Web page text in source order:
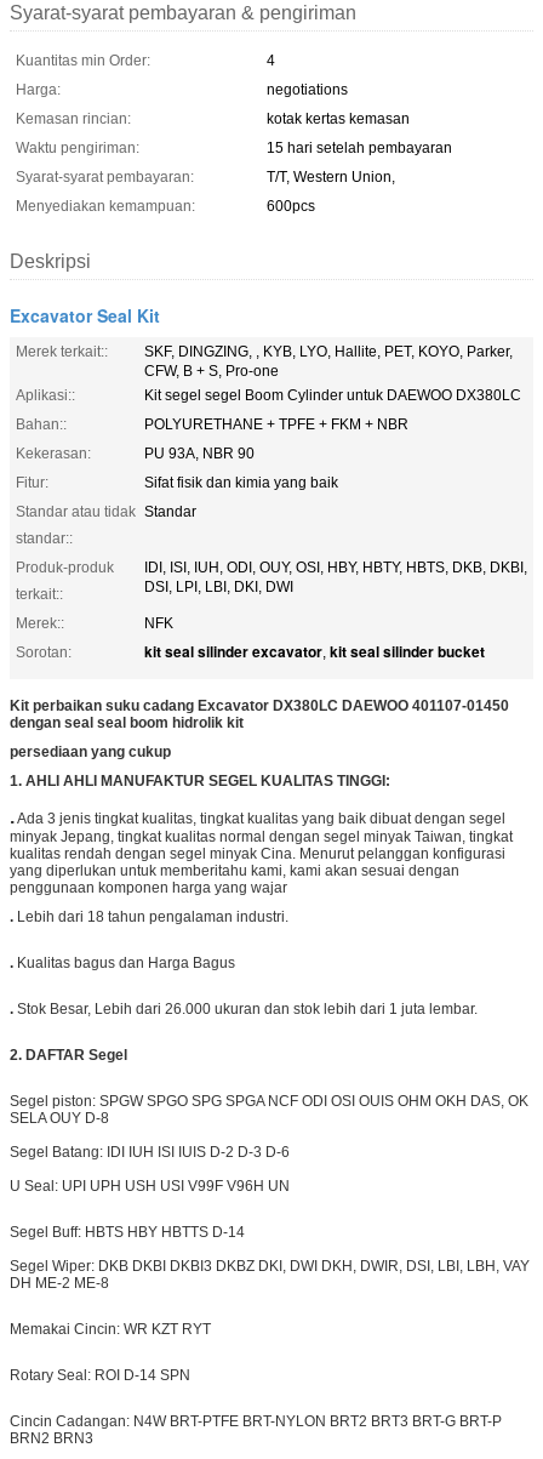
Syarat-syarat pembayaran & pengiriman
Kuantitas min Order:
4
Harga:
negotiations
Kemasan rincian:
kotak kertas kemasan
Waktu pengiriman:
15 hari setelah pembayaran
Syarat-syarat pembayaran:
T/T, Western Union,
Menyediakan kemampuan:
600pcs
Deskripsi
Excavator Seal Kit
Merek terkait::
SKF, DINGZING, , KYB, LYO, Hallite, PET, KOYO, Parker,
CFW, B + S, Pro-one
Aplikasi::
Kit segel segel Boom Cylinder untuk DAEWOO DX380LC
Bahan::
POLYURETHANE + TPFE + FKM + NBR
Kekerasan:
PU 93A, NBR 90
Fitur:
Sifat fisik dan kimia yang baik
Standar atau tidak
standar::
Standar
Produk-produk
terkait::
IDI, ISI, IUH, ODI, OUY, OSI, HBY, HBTY, HBTS, DKB, DKBI,
DSI, LPI, LBI, DKI, DWI
Merek::
NFK
Sorotan:
kit seal silinder excavator, kit seal silinder bucket
Kit perbaikan suku cadang Excavator DX380LC DAEWOO 401107-01450
dengan seal seal boom hidrolik kit
persediaan yang cukup
1. AHLI AHLI MANUFAKTUR SEGEL KUALITAS TINGGI:
.Ada 3 jenis tingkat kualitas, tingkat kualitas yang baik dibuat dengan segel
minyak Jepang, tingkat kualitas normal dengan segel minyak Taiwan, tingkat
kualitas rendah dengan segel minyak Cina. Menurut pelanggan konfigurasi
yang diperlukan untuk memberitahu kami, kami akan sesuai dengan
penggunaan komponen harga yang wajar
. Lebih dari 18 tahun pengalaman industri.
. Kualitas bagus dan Harga Bagus
. Stok Besar, Lebih dari 26.000 ukuran dan stok lebih dari 1 juta lembar.
2. DAFTAR Segel
Segel piston: SPGW SPGO SPG SPGA NCF ODI OSI OUIS OHM OKH DAS, OK
SELA OUY D-8
Segel Batang: IDI IUH ISI IUIS D-2 D-3 D-6
U Seal: UPI UPH USH USI V99F V96H UN
Segel Buff: HBTS HBY HBTTS D-14
Segel Wiper: DKB DKBI DKBI3 DKBZ DKI, DWI DKH, DWIR, DSI, LBI, LBH, VAY
DH ME-2 ME-8
Memakai Cincin: WR KZT RYT
Rotary Seal: ROI D-14 SPN
Cincin Cadangan: N4W BRT-PTFE BRT-NYLON BRT2 BRT3 BRT-G BRT-P
BRN2 BRN3